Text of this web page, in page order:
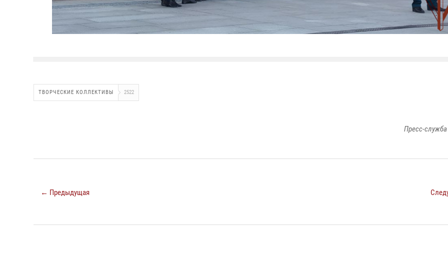
ТВОРЧЕСКИЕ КОЛЛЕКТИВЫ 2522
Пресс-служба
← Предыдущая